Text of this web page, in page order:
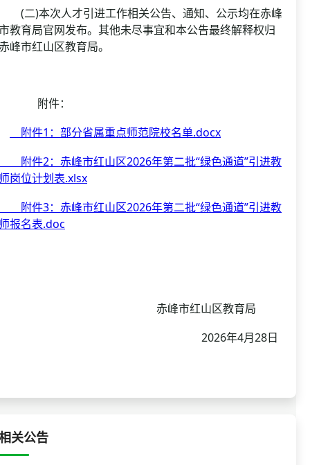
二)本次人才引进工作相关公告、通知、公示均在赤峰
教育局官网发布。其他未尽事宜和本公告最终解释权归
峰市红山区教育局。
件：
附件1：部分省属重点师范院校名单.docx
件2：赤峰市红山区2026年第二批“绿色通道”引进教
岗位计划表.xlsx
件3：赤峰市红山区2026年第二批“绿色通道”引进教
报名表.doc
赤峰市红山区教育局
2026年4月28日
关公告